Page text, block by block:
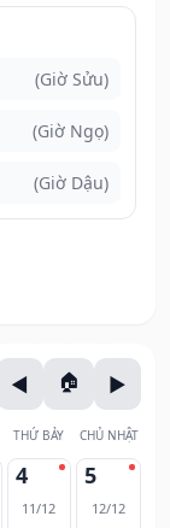
(Giờ Sửu)
(Giờ Ngọ)
(Giờ Dậu)
THỨ BẢY CHỦ NHẬT
4
11/12
5
12/12